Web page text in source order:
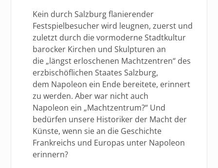
Kein durch Salzburg flanierender
Festspielbesucher wird leugnen, zuerst und
zuletzt durch die vormoderne Stadtkultur
barocker Kirchen und Skulpturen an
die „längst erloschenen Machtzentren“ des
erzbischöflichen Staates Salzburg,
dem Napoleon ein Ende bereitete, erinnert
zu werden. Aber war nicht auch
Napoleon ein „Machtzentrum?“ Und
bedürfen unsere Historiker der Macht der
Künste, wenn sie an die Geschichte
Frankreichs und Europas unter Napoleon
erinnern?